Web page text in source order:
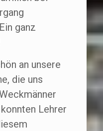
ganz
an unsere
die uns
Lehrer